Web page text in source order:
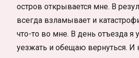
остров открывается мне. В
всегда взламывает и
что-то во мне. В день отъезда я
уезжать и обещаю вернуться. И